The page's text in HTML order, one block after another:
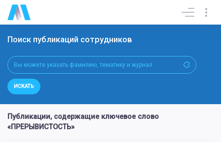
Поиск публикаций сотрудников
ИСКАТЬ
Публикации, содержащие ключевое слово
«ПРЕРЫВИСТОСТЬ»